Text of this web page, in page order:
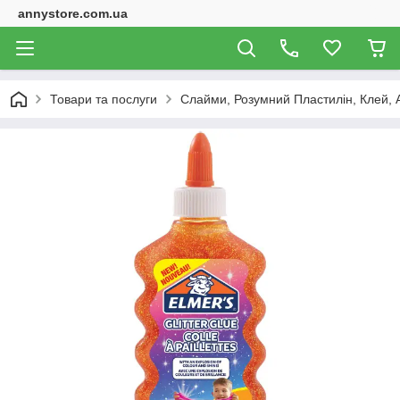
annystore.com.ua
Товари та послуги Слайми, Розумний Пластилін, Клей,